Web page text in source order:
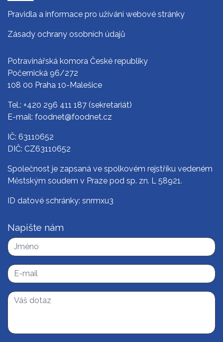
Pravidla a informace pro užívání webové stránky
Zásady ochrany osobních údajů
Potravinářská komora České republiky
Počernická 96/272
108 00 Praha 10-Malešice
Tel.: +420 296 411 187 (sekretariát)
E-mail: foodnet@foodnet.cz
IČ: 63110652
DIČ: CZ63110652
Společnost je zapsaná ve spolkovém rejstříku vedeném
Městským soudem v Praze pod sp. zn. L 58921.
ID datové schránky: snrmxu3
Napište nám